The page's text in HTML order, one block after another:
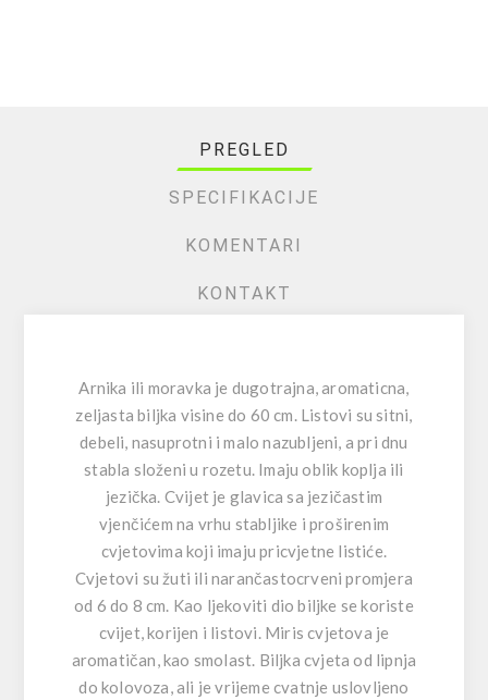
PREGLED
SPECIFIKACIJE
KOMENTARI
KONTAKT
Arnika ili moravka je dugotrajna, aromaticna,
zeljasta biljka visine do 60 cm. Listovi su sitni,
debeli, nasuprotni i malo nazubljeni, a pri dnu
stabla složeni u rozetu. Imaju oblik koplja ili
jezička. Cvijet je glavica sa jezičastim
vjenčićem na vrhu stabljike i proširenim
cvjetovima koji imaju pricvjetne listiće.
Cvjetovi su žuti ili narančastocrveni promjera
od 6 do 8 cm. Kao ljekoviti dio biljke se koriste
cvijet, korijen i listovi. Miris cvjetova je
aromatičan, kao smolast. Biljka cvjeta od lipnja
do kolovoza, ali je vrijeme cvatnje uslovljeno